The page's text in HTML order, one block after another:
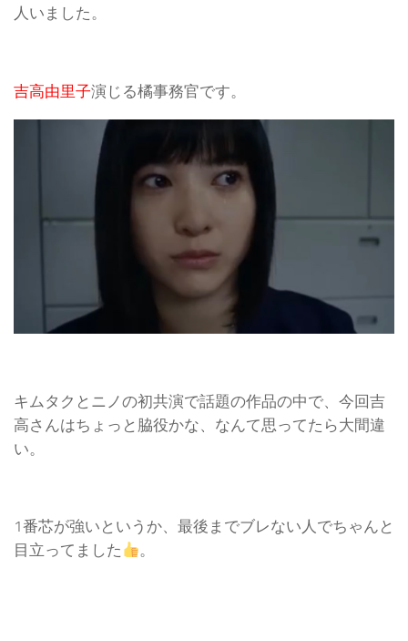
人いました。
吉高由里子演じる橘事務官です。
キムタクとニノの初共演で話題の作品の中で、今回吉
高さんはちょっと脇役かな、なんて思ってたら大間違
い。
1番芯が強いというか、最後までブレない人でちゃんと
目立ってました
。